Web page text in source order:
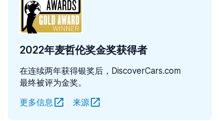
2022年麦哲伦奖金奖获得者
在连续两年获得银奖后，DiscoverCars.com
最终被评为金奖。
更多信息
来源